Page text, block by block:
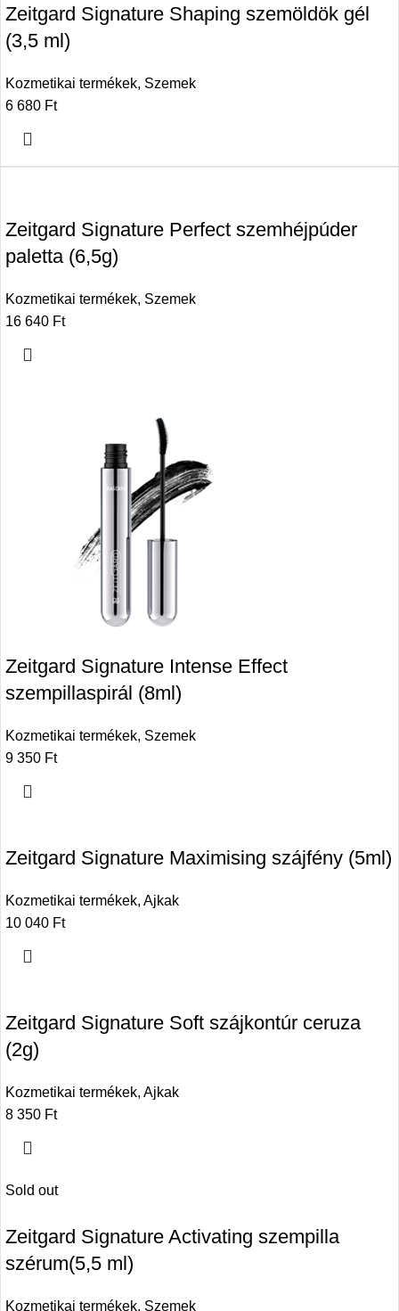
Zeitgard Signature Shaping szemöldök gél
(3,5 ml)
Kozmetikai termékek, Szemek
6 680 Ft
Zeitgard Signature Perfect szemhéjpúder
paletta (6,5g)
Kozmetikai termékek, Szemek
16 640 Ft
Zeitgard Signature Intense Effect
szempillaspirál (8ml)
Kozmetikai termékek, Szemek
9 350 Ft
Zeitgard Signature Maximising szájfény (5ml)
Kozmetikai termékek, Ajkak
10 040 Ft
Zeitgard Signature Soft szájkontúr ceruza
(2g)
Kozmetikai termékek, Ajkak
8 350 Ft
Sold out
Zeitgard Signature Activating szempilla
szérum(5,5 ml)
Kozmetikai termékek, Szemek